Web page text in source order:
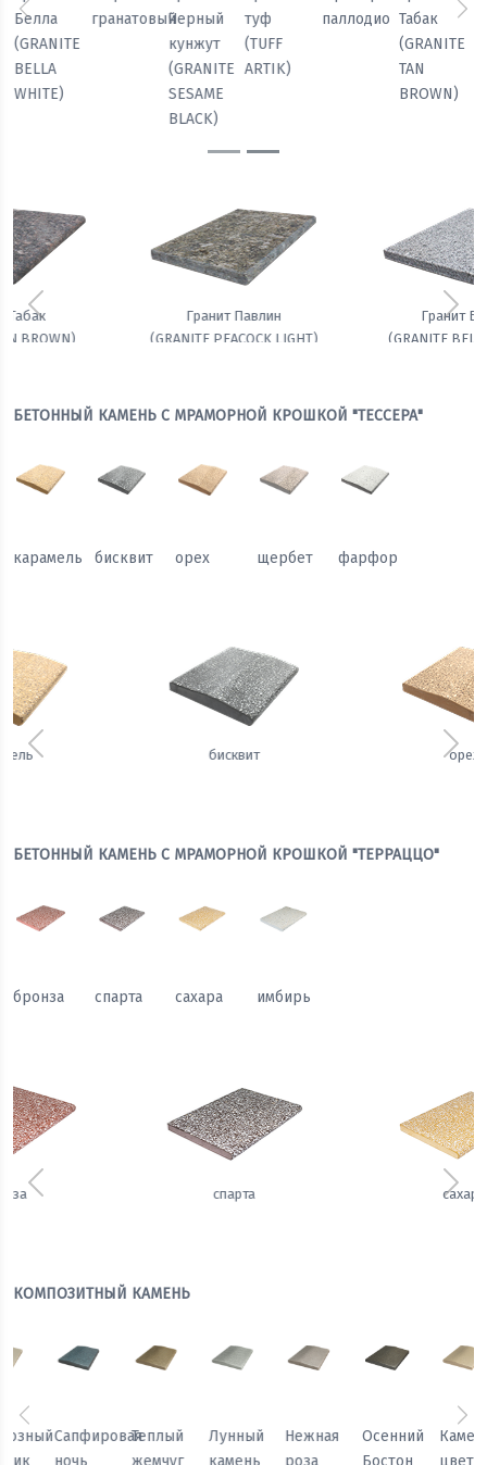
паллодио Табак
Павлин
(GRANITE
PEACOCK
LIGHT)
Белла
(GRANITE
BELLA
гранатовыйЧерный
кунжут
(GRANITE
SESAME
Предыдущий
(GRANITE BELLA WHITE)
Амфиболит гранатовый
Предыдущий
БЕТОННЫЙ КАМЕНЬ С МРАМОРНОЙ КРОШКОЙ "ТЕССЕРА"
карамель бисквит орех щербет фарфор
Предыдущий
БЕТОННЫЙ КАМЕНЬ С МРАМОРНОЙ КРОШКОЙ "ТЕРРАЦЦО"
бронза спарта сахара имбирь
Предыдущий
КОМПОЗИТНЫЙ КАМЕНЬ
Осенний
Бостон
Каменный
цветок
Песчаный
камень
Морозный
персик
Сапфировая
ночь
Теплый
жемчуг
Предыдущий